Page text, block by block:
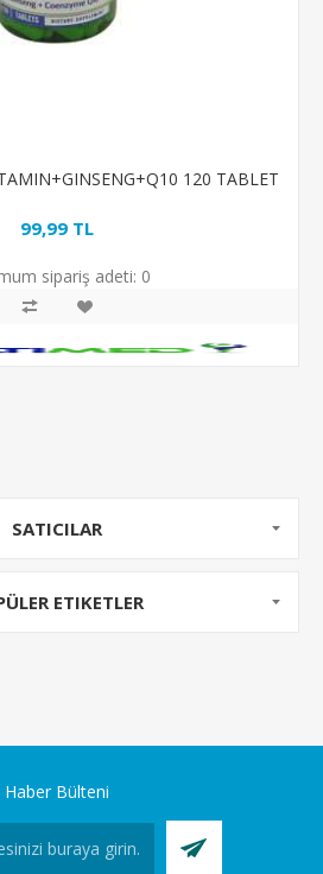
120 TABLET
99,99 TL
sipariş adeti: 0
SATICILAR
ETIKETLER
Haber Bülteni